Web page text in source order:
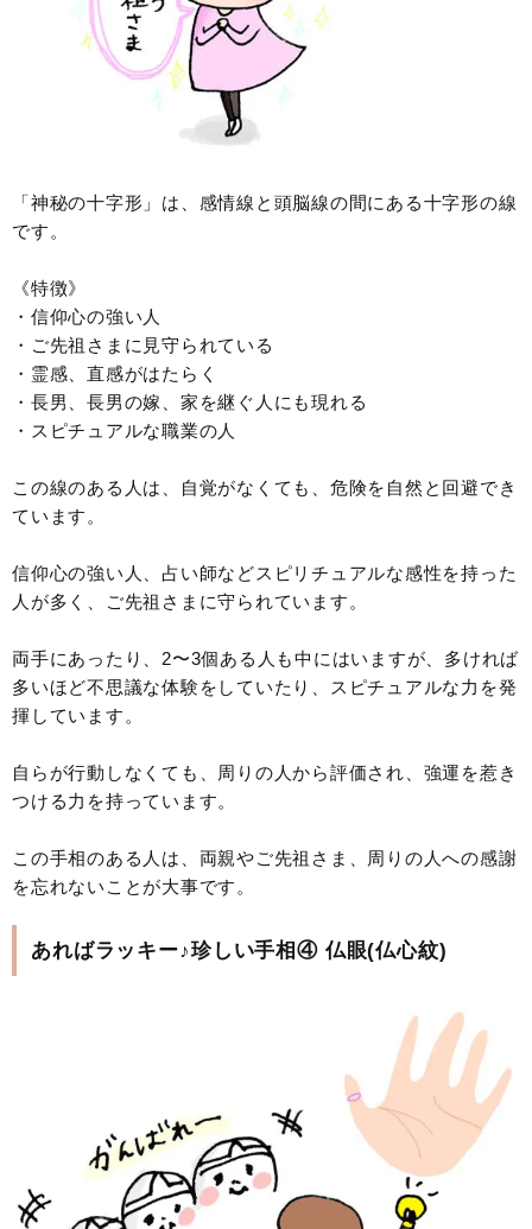
「神秘の十字形」は、感情線と頭脳線の間にある十字形の線
です。
《特徴》
・信仰心の強い人
・ご先祖さまに見守られている
・霊感、直感がはたらく
・長男、長男の嫁、家を継ぐ人にも現れる
・スピチュアルな職業の人
この線のある人は、自覚がなくても、危険を自然と回避でき
ています。
信仰心の強い人、占い師などスピリチュアルな感性を持った
人が多く、ご先祖さまに守られています。
両手にあったり、2〜3個ある人も中にはいますが、多ければ
多いほど不思議な体験をしていたり、スピチュアルな力を発
揮しています。
自らが行動しなくても、周りの人から評価され、強運を惹き
つける力を持っています。
この手相のある人は、両親やご先祖さま、周りの人への感謝
を忘れないことが大事です。
あればラッキー♪珍しい手相④ 仏眼(仏心紋)